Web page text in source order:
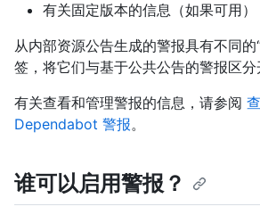
有关固定版本的信息（如果可用）
从内部资源公告生成的警报具有不同
签，将它们与基于公共公告的警报区分
有关查看和管理警报的信息，请参阅
Dependabot 警报。
谁可以启用警报？